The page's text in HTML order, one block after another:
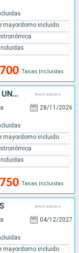
Tasas incluidas
mayordomo incluido
PORTUGAL, REINO UNIDO, ESTADOS UNIDOS
28/11/2026
Tasas incluidas
mayordomo incluido
04/12/2027
mayordomo incluido